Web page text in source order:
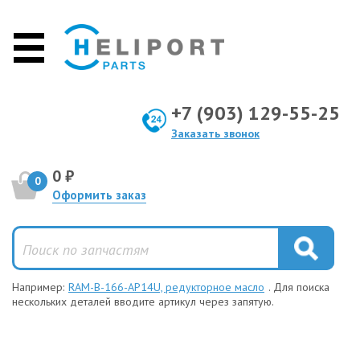
+7 (903) 129-55-25
Заказать звонок
0 0 ₽
Оформить заказ
Например: RAM-B-166-AP14U, редукторное масло . Для поиска
нескольких деталей вводите артикул через запятую.